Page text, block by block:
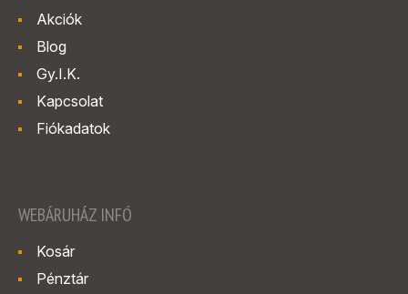
Akciók
Blog
Gy.I.K.
Kapcsolat
Fiókadatok
WEBÁRUHÁZ INFÓ
Kosár
Pénztár